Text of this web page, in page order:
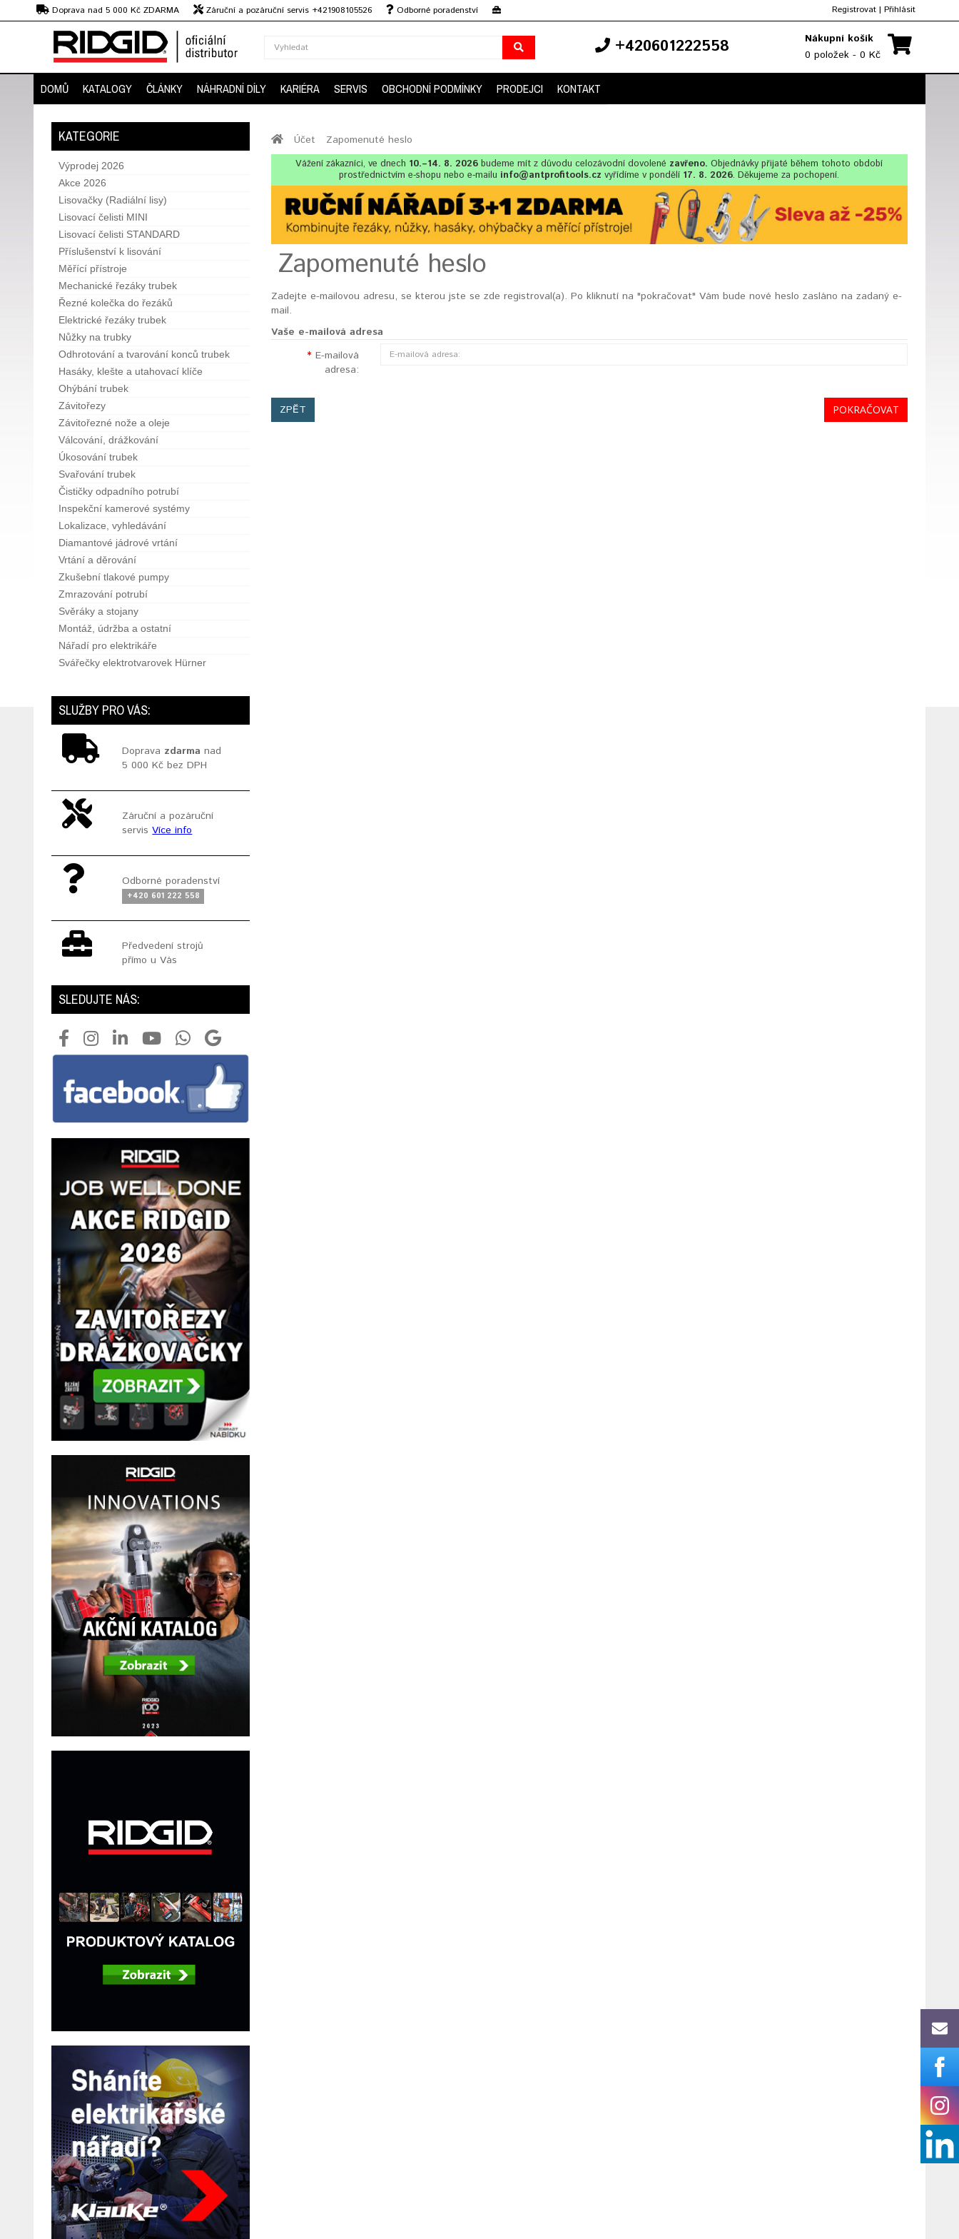
Doprava nad 5 000 Kč ZDARMA Záruční a pozáruční servis +421908105526
Odborné poradenství
Předvedení strojů
Registrovat | Přihlásit
+420601222558
Nákupní košík
0 položek - 0 Kč
DOMŮ KATALOGY ČLÁNKY NÁHRADNÍ DÍLY KARIÉRA SERVIS OBCHODNÍ PODMÍNKY PRODEJCI KONTAKT
KATEGORIE
Výprodej 2026
Akce 2026
Lisovačky (Radiální lisy)
Lisovací čelisti MINI
Lisovací čelisti STANDARD
Příslušenství k lisování
Měřící přístroje
Mechanické řezáky trubek
Řezné kolečka do řezáků
Elektrické řezáky trubek
Nůžky na trubky
Odhrotování a tvarování konců trubek
Hasáky, klešte a utahovací klíče
Ohýbání trubek
Závitořezy
Závitořezné nože a oleje
Válcování, drážkování
Úkosování trubek
Svařování trubek
Čističky odpadního potrubí
Inspekční kamerové systémy
Lokalizace, vyhledávání
Diamantové jádrové vrtání
Vrtání a děrování
Zkušební tlakové pumpy
Zmrazování potrubí
Svěráky a stojany
Montáž, údržba a ostatní
Nářadí pro elektrikáře
Svářečky elektrotvarovek Hürner
SLUŽBY PRO VÁS:
Doprava zdarma nad
5 000 Kč bez DPH
Záruční a pozáruční
servisVíce info
Odborné poradenství
+420 601 222 558
Předvedení strojů
přímo u Vás
SLEDUJTE NÁS:
Účet Zapomenuté heslo
Vážení zákazníci, ve dnech 10.–14. 8. 2026 budeme mít z důvodu celozávodní dovolené zavřeno.Objednávky přijaté během tohoto období
prostřednictvím e-shopu nebo e-mailu info@antprofitools.cz vyřídíme v pondělí 17. 8. 2026. Děkujeme za pochopení.
Zapomenuté heslo
Zadejte e-mailovou adresu, se kterou jste se zde registroval(a). Po kliknutí na "pokračovat" Vám bude nové heslo zasláno na zadaný e-
mail.
Vaše e-mailová adresa
E-mailová
adresa:
ZPĚT